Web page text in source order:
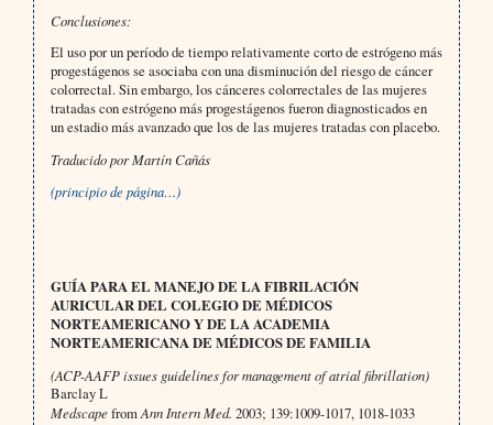
Conclusiones:
El uso por un período de tiempo relativamente corto de estrógeno más
progestágenos se asociaba con una disminución del riesgo de cáncer
colorrectal. Sin embargo, los cánceres colorrectales de las mujeres
tratadas con estrógeno más progestágenos fueron diagnosticados en
un estadio más avanzado que los de las mujeres tratadas con placebo.
Traducido por Martín Cañás
(principio de página…)
GUÍA PARA EL MANEJO DE LA FIBRILACIÓN
AURICULAR DEL COLEGIO DE MÉDICOS
NORTEAMERICANO Y DE LA ACADEMIA
NORTEAMERICANA DE MÉDICOS DE FAMILIA
(ACP-AAFP issues guidelines for management of atrial fibrillation)
Barclay L
MedscapefromAnn Intern Med. 2003; 139:1009-1017, 1018-1033